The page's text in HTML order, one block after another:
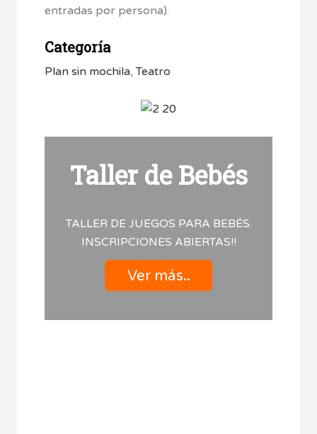
entradas por persona).
Categoría
Plan sin mochila,Teatro
Taller de Bebés
TALLER DE JUEGOS PARA BEBÉS.
INSCRIPCIONES ABIERTAS!!
Ver más..